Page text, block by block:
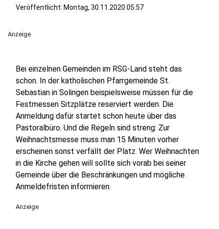
Veröffentlicht: Montag, 30.11.2020 05:57
Anzeige
Bei einzelnen Gemeinden im RSG-Land steht das
schon. In der katholischen Pfarrgemeinde St.
Sebastian in Solingen beispielsweise müssen für die
Festmessen Sitzplätze reserviert werden. Die
Anmeldung dafür startet schon heute über das
Pastoralbüro. Und die Regeln sind streng: Zur
Weihnachtsmesse muss man 15 Minuten vorher
erscheinen sonst verfällt der Platz. Wer Weihnachten
in die Kirche gehen will sollte sich vorab bei seiner
Gemeinde über die Beschränkungen und mögliche
Anmeldefristen informieren.
Anzeige